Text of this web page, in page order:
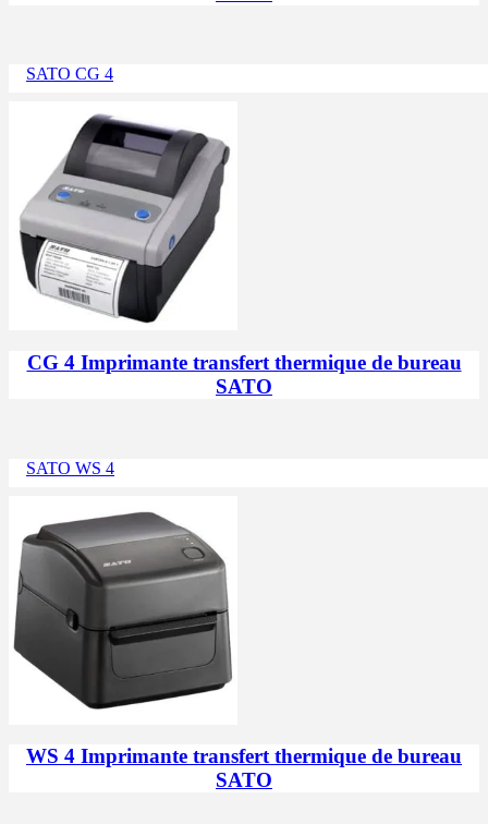
SATO CG 4
CG 4 Imprimante transfert thermique de bureau
SATO
SATO WS 4
WS 4 Imprimante transfert thermique de bureau
SATO